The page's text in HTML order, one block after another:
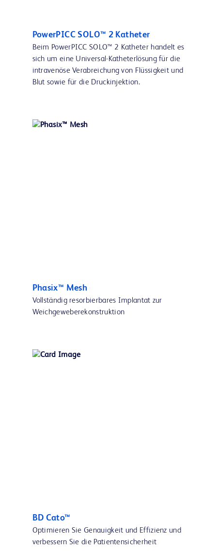
PowerPICC SOLO™ 2 Katheter
Beim PowerPICC SOLO™ 2 Katheter handelt es
sich um eine Universal-Katheterlösung für die
intravenöse Verabreichung von Flüssigkeit und
Blut sowie für die Druckinjektion.
Phasix™ Mesh
Vollständig resorbierbares Implantat zur
Weichgeweberekonstruktion
BD Cato™
Optimieren Sie Genauigkeit und Effizienz und
verbessern Sie die Patientensicherheit